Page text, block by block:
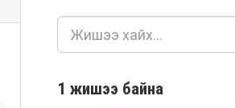
1 жишээ байна